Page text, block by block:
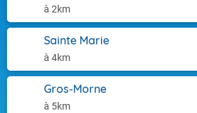
à 2km
Sainte Marie
à 4km
Gros-Morne
à 5km